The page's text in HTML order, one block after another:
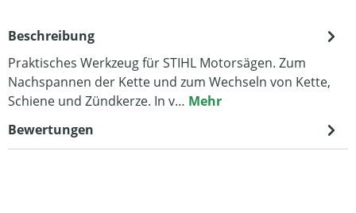
Beschreibung
Praktisches Werkzeug für STIHL Motorsägen. Zum
Nachspannen der Kette und zum Wechseln von Kette,
Schiene und Zündkerze. In v… Mehr
Bewertungen